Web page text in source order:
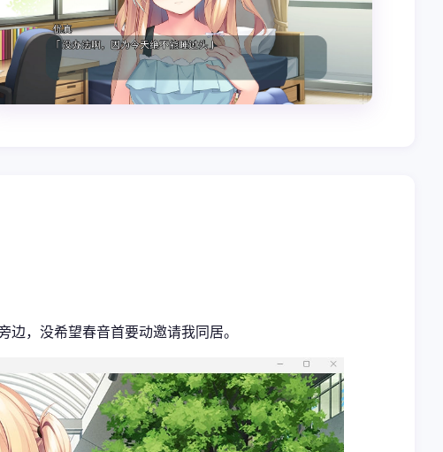
，没希望春音首要动邀请我同居。